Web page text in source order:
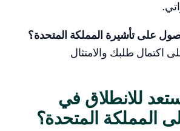
على تأشيرة المملكة المتحدة؟
اكتمال طلبك والامتثال
للانطلاق في
المملكة المتحدة؟